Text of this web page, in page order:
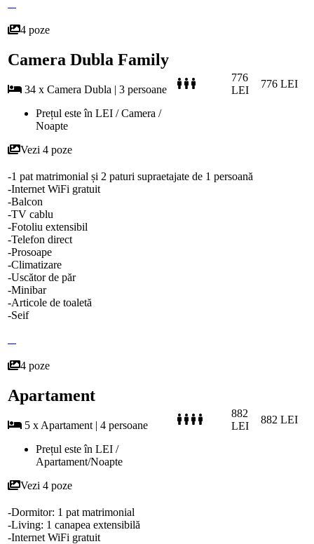
4 poze
Camera Dubla Family
34 x Camera Dubla | 3 persoane
Prețul este în LEI / Camera /
Noapte
Vezi 4 poze
776
LEI
776 LEI
-1 pat matrimonial și 2 paturi supraetajate de 1 persoană
-Internet WiFi gratuit
-Balcon
-TV cablu
-Fotoliu extensibil
-Telefon direct
-Prosoape
-Climatizare
-Uscător de păr
-Minibar
-Articole de toaletă
-Seif
4 poze
Apartament
5 x Apartament | 4 persoane
Prețul este în LEI /
Apartament/Noapte
Vezi 4 poze
882
LEI
882 LEI
-Dormitor: 1 pat matrimonial
-Living: 1 canapea extensibilă
-Internet WiFi gratuit